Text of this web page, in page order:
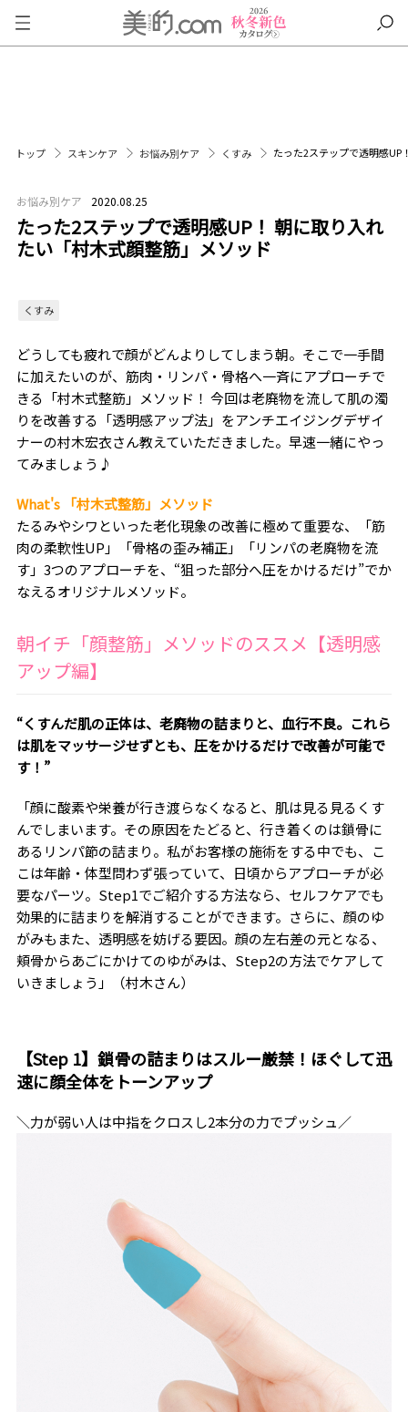
トップ スキンケア お悩み別ケア くすみ たった2ステップで透明感UP
お悩み別ケア 2020.08.25
たった2ステップで透明感UP！ 朝に取り入れ
たい「村木式顔整筋」メソッド
くすみ
どうしても疲れで顔がどんよりしてしまう朝。そこで一手間
に加えたいのが、筋肉・リンパ・骨格へ一斉にアプローチで
きる「村木式整筋」メソッド！ 今回は老廃物を流して肌の濁
りを改善する「透明感アップ法」をアンチエイジングデザイ
ナーの村木宏衣さん教えていただきました。早速一緒にやっ
てみましょう♪
What's 「村木式整筋」メソッド
たるみやシワといった老化現象の改善に極めて重要な、「筋
肉の柔軟性UP」「骨格の歪み補正」「リンパの老廃物を流
す」3つのアプローチを、“狙った部分へ圧をかけるだけ”でか
なえるオリジナルメソッド。
朝イチ「顔整筋」メソッドのススメ【透明感
アップ編】
“くすんだ肌の正体は、老廃物の詰まりと、血行不良。これら
は肌をマッサージせずとも、圧をかけるだけで改善が可能で
す！”
「顔に酸素や栄養が行き渡らなくなると、肌は見る見るくす
んでしまいます。その原因をたどると、行き着くのは鎖骨に
あるリンパ節の詰まり。私がお客様の施術をする中でも、こ
こは年齢・体型問わず張っていて、日頃からアプローチが必
要なパーツ。Step1でご紹介する方法なら、セルフケアでも
効果的に詰まりを解消することができます。さらに、顔のゆ
がみもまた、透明感を妨げる要因。顔の左右差の元となる、
頬骨からあごにかけてのゆがみは、Step2の方法でケアして
いきましょう」（村木さん）
【Step 1】鎖骨の詰まりはスルー厳禁！ほぐして迅
速に顔全体をトーンアップ
＼力が弱い人は中指をクロスし2本分の力でプッシュ／